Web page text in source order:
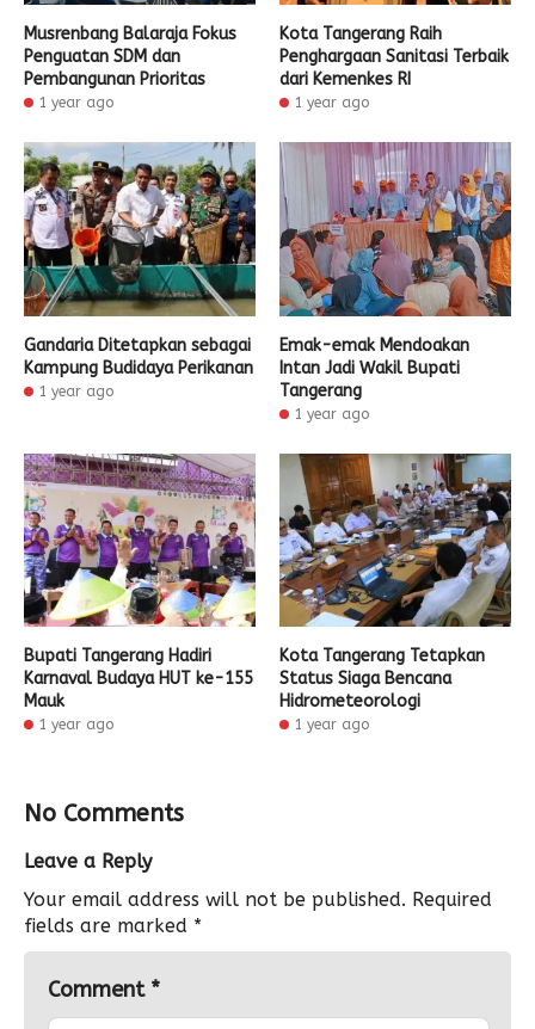
Musrenbang Balaraja Fokus
Penguatan SDM dan
Pembangunan Prioritas
1 year ago
Kota Tangerang Raih
Penghargaan Sanitasi Terbaik
dari Kemenkes RI
1 year ago
Gandaria Ditetapkan sebagai
Kampung Budidaya Perikanan
1 year ago
Emak-emak Mendoakan
Intan Jadi Wakil Bupati
Tangerang
1 year ago
Bupati Tangerang Hadiri
Karnaval Budaya HUT ke-155
Mauk
1 year ago
Kota Tangerang Tetapkan
Status Siaga Bencana
Hidrometeorologi
1 year ago
No Comments
Leave a Reply
Your email address will not be published. Required
fields are marked *
Comment *